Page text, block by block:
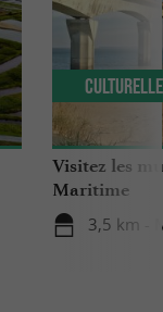
Visitez les
Maritime
3,5 km -
Culturelle